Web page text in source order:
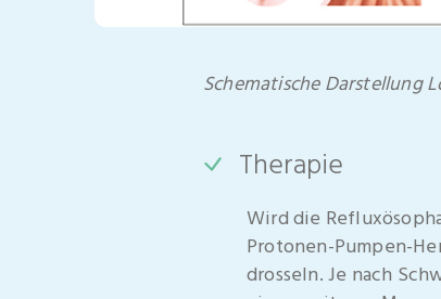
Schematische Darstellung
Therapie
Wird die
Protonen-Pumpen-
drosseln. Je nach